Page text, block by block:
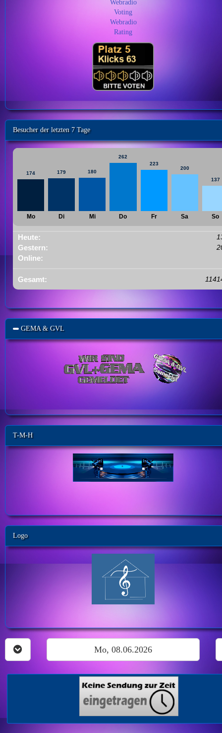
Besucher der letzten 7 Tage
174
Mo
179
Di
180
Mi
262
Do
223
Fr
200
Sa
137
So
Heute:
Gestern:
Online:
Gesamt:
GEMA & GVL
T-M-H
Logo
Mo, 08.06.2026